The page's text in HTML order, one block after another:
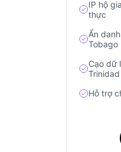
IP hộ
thực
Ẩn
Tobago
Cạo dữ
Hỗ trợ